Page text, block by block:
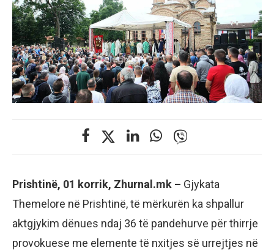
Prishtinë, 01 korrik, Zhurnal.mk – Gjykata
Themelore në Prishtinë, të mërkurën ka shpallur
aktgjykim dënues ndaj 36 të pandehurve për thirrje
provokuese me elemente të nxitjes së urrejtjes në